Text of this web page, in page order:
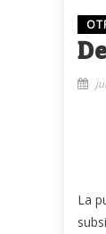
La